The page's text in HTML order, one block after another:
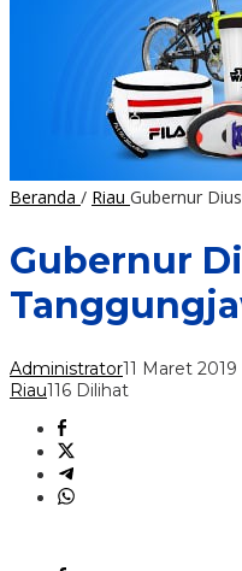
Beranda / Riau Gubernur
Gubernur
Administrator11 Maret 2019
Riau116 Dilihat